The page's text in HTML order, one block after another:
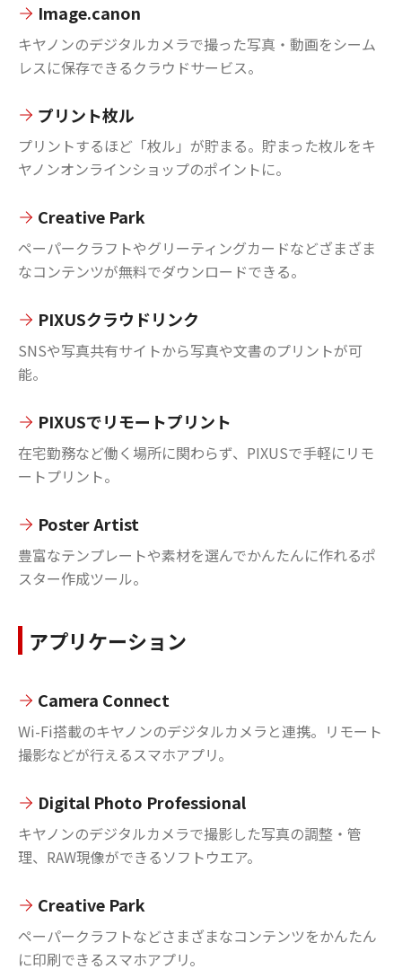
Image.canon
キヤノンのデジタルカメラで撮った写真・動画をシーム
レスに保存できるクラウドサービス。
プリント枚ル
プリントするほど「枚ル」が貯まる。貯まった枚ルをキ
ヤノンオンラインショップのポイントに。
Creative Park
ペーパークラフトやグリーティングカードなどざまざま
なコンテンツが無料でダウンロードできる。
PIXUSクラウドリンク
SNSや写真共有サイトから写真や文書のプリントが可
能。
PIXUSでリモートプリント
在宅勤務など働く場所に関わらず、PIXUSで手軽にリモ
ートプリント。
Poster Artist
豊富なテンプレートや素材を選んでかんたんに作れるポ
スター作成ツール。
アプリケーション
Camera Connect
Wi-Fi搭載のキヤノンのデジタルカメラと連携。リモート
撮影などが行えるスマホアプリ。
Digital Photo Professional
キヤノンのデジタルカメラで撮影した写真の調整・管
理、RAW現像ができるソフトウエア。
Creative Park
ペーパークラフトなどさまざまなコンテンツをかんたん
に印刷できるスマホアプリ。